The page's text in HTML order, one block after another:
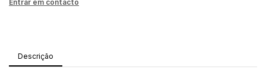
Entrar em contacto
Descrição